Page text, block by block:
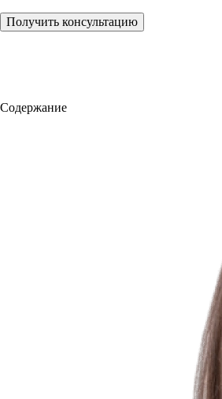
Получить консультацию
Содержание